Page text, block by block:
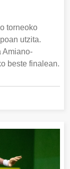
torneoko
utzita.
Amiano-
beste finalean.